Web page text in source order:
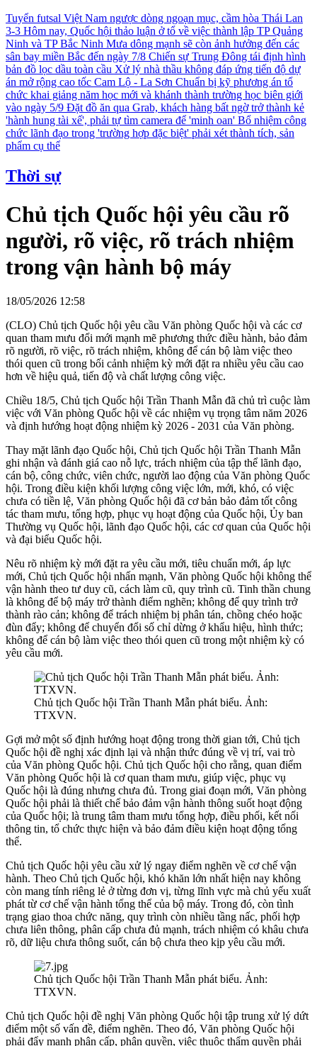
Tuyển futsal Việt Nam ngược dòng ngoạn mục, cầm hòa Thái Lan
3-3 Hôm nay, Quốc hội thảo luận ở tổ về việc thành lập TP Quảng
Ninh và TP Bắc Ninh Mưa dông mạnh sẽ còn ảnh hưởng đến các
sân bay miền Bắc đến ngày 7/8 Chiến sự Trung Đông tái định hình
bản đồ lọc dầu toàn cầu Xử lý nhà thầu không đáp ứng tiến độ dự
án mở rộng cao tốc Cam Lộ - La Sơn Chuẩn bị kỹ phương án tổ
chức khai giảng năm học mới và khánh thành trường học biên giới
vào ngày 5/9 Đặt đồ ăn qua Grab, khách hàng bất ngờ trở thành kẻ
'hành hung tài xế', phải tự tìm camera để 'minh oan' Bổ nhiệm công
chức lãnh đạo trong 'trường hợp đặc biệt' phải xét thành tích, sản
phẩm cụ thể
Thời sự
Chủ tịch Quốc hội yêu cầu rõ
người, rõ việc, rõ trách nhiệm
trong vận hành bộ máy
18/05/2026 12:58
(CLO) Chủ tịch Quốc hội yêu cầu Văn phòng Quốc hội và các cơ
quan tham mưu đổi mới mạnh mẽ phương thức điều hành, bảo đảm
rõ người, rõ việc, rõ trách nhiệm, không để cán bộ làm việc theo
thói quen cũ trong bối cảnh nhiệm kỳ mới đặt ra nhiều yêu cầu cao
hơn về hiệu quả, tiến độ và chất lượng công việc.
Chiều 18/5, Chủ tịch Quốc hội Trần Thanh Mẫn đã chủ trì cuộc làm
việc với Văn phòng Quốc hội về các nhiệm vụ trọng tâm năm 2026
và định hướng hoạt động nhiệm kỳ 2026 - 2031 của Văn phòng.
Thay mặt lãnh đạo Quốc hội, Chủ tịch Quốc hội Trần Thanh Mẫn
ghi nhận và đánh giá cao nỗ lực, trách nhiệm của tập thể lãnh đạo,
cán bộ, công chức, viên chức, người lao động của Văn phòng Quốc
hội. Trong điều kiện khối lượng công việc lớn, mới, khó, có việc
chưa có tiền lệ, Văn phòng Quốc hội đã cơ bản bảo đảm tốt công
tác tham mưu, tổng hợp, phục vụ hoạt động của Quốc hội, Ủy ban
Thường vụ Quốc hội, lãnh đạo Quốc hội, các cơ quan của Quốc hội
và đại biểu Quốc hội.
Nêu rõ nhiệm kỳ mới đặt ra yêu cầu mới, tiêu chuẩn mới, áp lực
mới, Chủ tịch Quốc hội nhấn mạnh, Văn phòng Quốc hội không thể
vận hành theo tư duy cũ, cách làm cũ, quy trình cũ. Tinh thần chung
là không để bộ máy trở thành điểm nghẽn; không để quy trình trở
thành rào cản; không để trách nhiệm bị phân tán, chồng chéo hoặc
đùn đẩy; không để chuyển đổi số chỉ dừng ở khẩu hiệu, hình thức;
không để cán bộ làm việc theo thói quen cũ trong một nhiệm kỳ có
yêu cầu mới.
Chủ tịch Quốc hội Trần Thanh Mẫn phát biểu. Ảnh:
TTXVN.
Gợi mở một số định hướng hoạt động trong thời gian tới, Chủ tịch
Quốc hội đề nghị xác định lại và nhận thức đúng về vị trí, vai trò
của Văn phòng Quốc hội. Chủ tịch Quốc hội cho rằng, quan điểm
Văn phòng Quốc hội là cơ quan tham mưu, giúp việc, phục vụ
Quốc hội là đúng nhưng chưa đủ. Trong giai đoạn mới, Văn phòng
Quốc hội phải là thiết chế bảo đảm vận hành thông suốt hoạt động
của Quốc hội; là trung tâm tham mưu tổng hợp, điều phối, kết nối
thông tin, tổ chức thực hiện và bảo đảm điều kiện hoạt động tổng
thể.
Chủ tịch Quốc hội yêu cầu xử lý ngay điểm nghẽn về cơ chế vận
hành. Theo Chủ tịch Quốc hội, khó khăn lớn nhất hiện nay không
còn mang tính riêng lẻ ở từng đơn vị, từng lĩnh vực mà chủ yếu xuất
phát từ cơ chế vận hành tổng thể của bộ máy. Trong đó, còn tình
trạng giao thoa chức năng, quy trình còn nhiều tầng nấc, phối hợp
chưa liên thông, phân cấp chưa đủ mạnh, trách nhiệm có khâu chưa
rõ, dữ liệu chưa thông suốt, cán bộ chưa theo kịp yêu cầu mới.
Chủ tịch Quốc hội Trần Thanh Mẫn phát biểu. Ảnh:
TTXVN.
Chủ tịch Quốc hội đề nghị Văn phòng Quốc hội tập trung xử lý dứt
điểm một số vấn đề, điểm nghẽn. Theo đó, Văn phòng Quốc hội
phải đẩy mạnh phân cấp, phân quyền, việc thuộc thẩm quyền phải